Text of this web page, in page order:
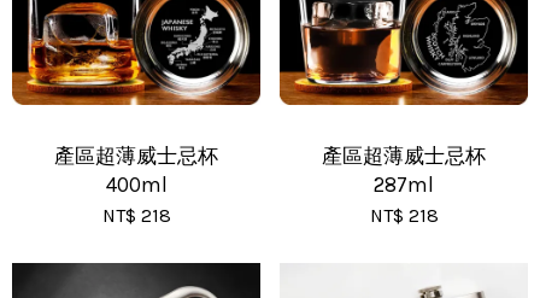
•黑貓(包裹121~150cm以下) - 運費 250 元
產區超薄威士忌杯
400ml
NT$ 218
產區超薄威士忌杯
287ml
NT$ 218